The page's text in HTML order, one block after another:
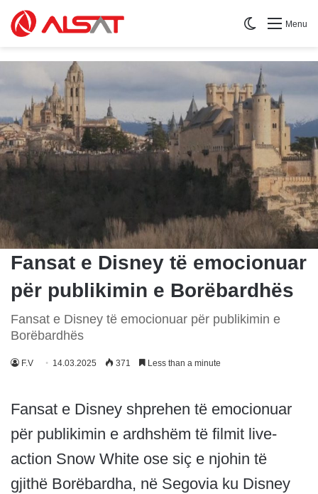
Menu
Switch skin
Fansat e Disney të emocionuar
për publikimin e Borëbardhës
Fansat e Disney të emocionuar për publikimin e
Borëbardhës
F.V 14.03.2025 371 Less than a minute
Fansat e Disney shprehen të emocionuar
për publikimin e ardhshëm të filmit live-
action Snow White ose siç e njohin të
gjithë Borëbardha, në Segovia ku Disney